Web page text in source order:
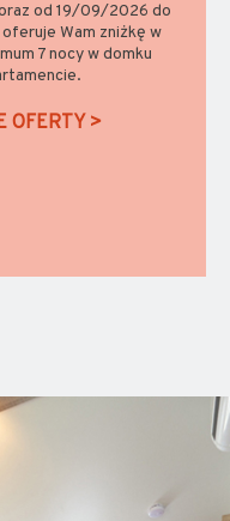
oraz od 06.06.2026
Promocyjna
pobytu na miejscach
jest wliczona w cenę,